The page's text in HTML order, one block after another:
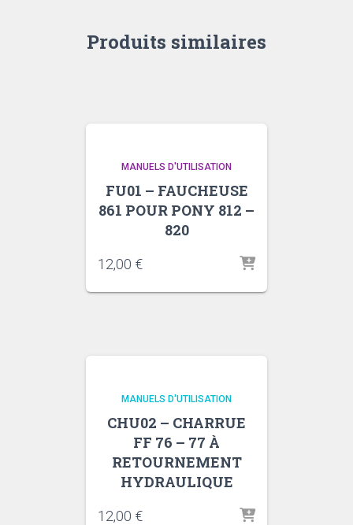
Produits similaires
MANUELS D'UTILISATION
FU01 – FAUCHEUSE
861 POUR PONY 812 –
820
12,00 €
MANUELS D'UTILISATION
CHU02 – CHARRUE
FF 76 – 77 À
RETOURNEMENT
HYDRAULIQUE
12,00 €